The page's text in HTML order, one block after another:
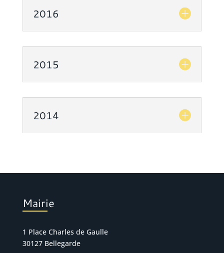
2016
2015
2014
Mairie
1 Place Charles de Gaulle
30127 Bellegarde